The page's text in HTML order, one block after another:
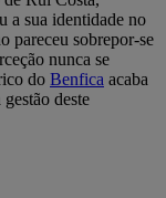
a sua identidade no
pareceu sobrepor-se
nunca se
do Benfica acaba
deste